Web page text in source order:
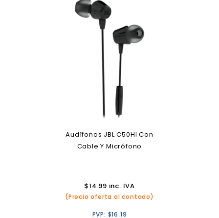
Audífonos JBL C50HI Con
Cable Y Micrófono
$14.99 inc. IVA
(Precio oferta al contado)
PVP: $16.19